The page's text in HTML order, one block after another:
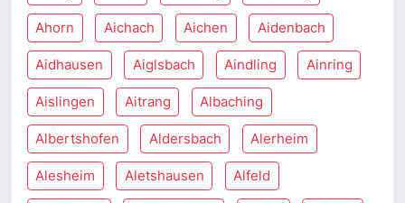
Ahorn Aichach Aichen Aidenbach
Aidhausen Aiglsbach Aindling Ainring
Aislingen Aitrang Albaching
Albertshofen Aldersbach Alerheim
Alesheim Aletshausen Alfeld